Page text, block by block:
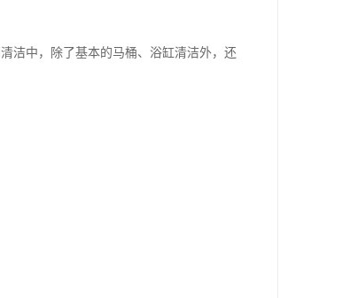
洁中，除了基本的马桶、浴缸清洁外，还